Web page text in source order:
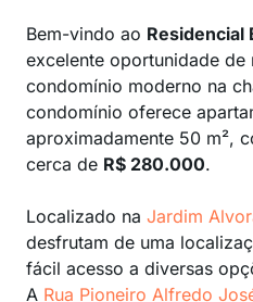
Bem-vindo ao Residencial
excelente oportunidade de
condomínio moderno na
condomínio oferece
aproximadamente 50 m²,
cerca de R$ 280.000.
Localizado na Jardim
desfrutam de uma
fácil acesso a diversas
A Rua Pioneiro Alfredo